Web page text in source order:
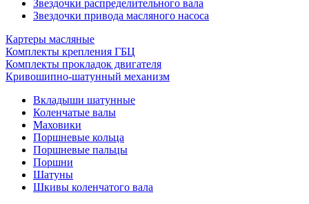
Звездочки распределительного вала
Звездочки привода масляного насоса
Картеры масляные
Комплекты крепления ГБЦ
Комплекты прокладок двигателя
Кривошипно-шатунный механизм
Вкладыши шатунные
Коленчатые валы
Маховики
Поршневые кольца
Поршневые пальцы
Поршни
Шатуны
Шкивы коленчатого вала